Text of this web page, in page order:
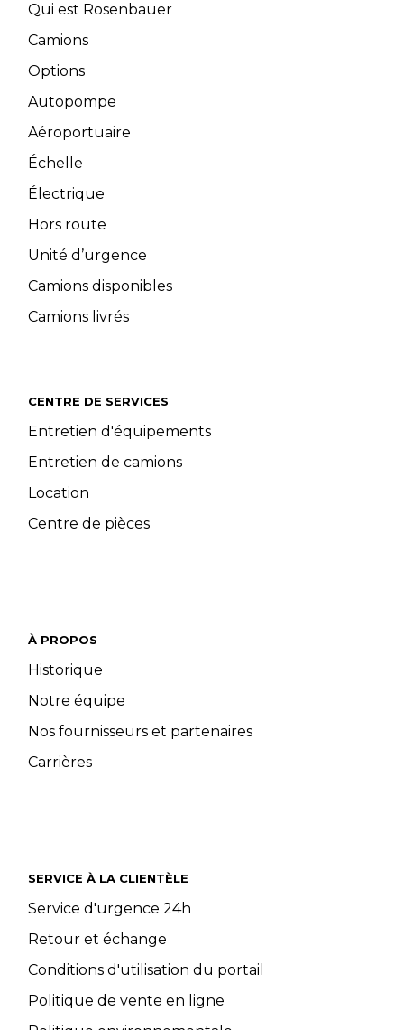
Qui est Rosenbauer
Camions
Options
Autopompe
Aéroportuaire
Échelle
Électrique
Hors route
Unité d’urgence
Camions disponibles
Camions livrés
CENTRE DE SERVICES
Entretien d'équipements
Entretien de camions
Location
Centre de pièces
À PROPOS
Historique
Notre équipe
Nos fournisseurs et partenaires
Carrières
SERVICE À LA CLIENTÈLE
Service d'urgence 24h
Retour et échange
Conditions d'utilisation du portail
Politique de vente en ligne